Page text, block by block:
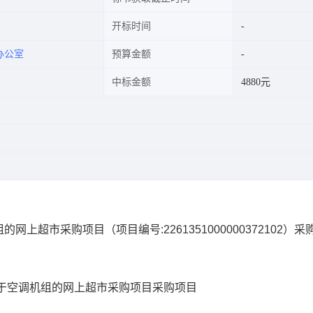
开标时间
公室 预算金额
中标金额 4880元
网上超市采购项目 （项目编号:2261351000000372102）采
空调机组的网上超市采购项目 采购项目